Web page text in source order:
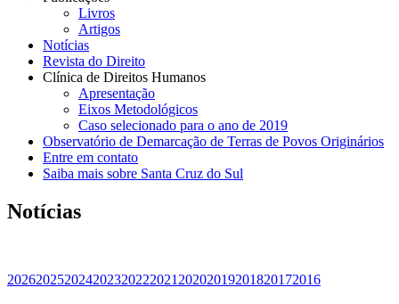
Livros
Artigos
Notícias
Revista do Direito
Clínica de Direitos Humanos
Apresentação
Eixos Metodológicos
Caso selecionado para o ano de 2019
Observatório de Demarcação de Terras de Povos Originários
Entre em contato
Saiba mais sobre Santa Cruz do Sul
Notícias
202620252024202320222021 20202019201820172016